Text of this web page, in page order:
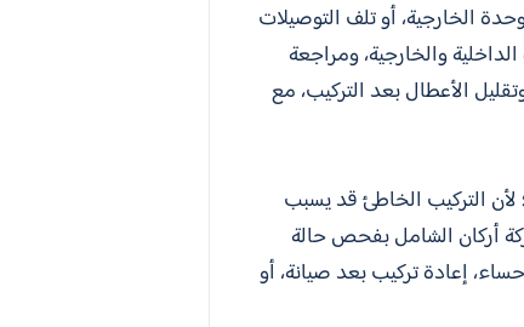
الخارجية، أو تلف التوصيلات
والخارجية، ومراجعة
الأعطال بعد التركيب، مع
لأن التركيب الخاطئ قد يسبب
أركان الشامل بفحص حالة
إعادة تركيب بعد صيانة، أو